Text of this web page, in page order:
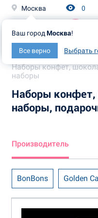
Москва
Ваш город Москва!
Все верно Выбрать
0
Главная
Каталог
Наборы конфет,
наборы
Наборы
наборы,
Производитель
BonBons Golden